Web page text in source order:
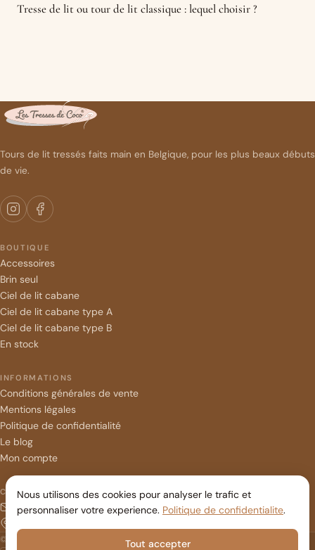
Tresse de lit ou tour de lit classique : lequel choisir ?
Tours de lit tressés faits main en Belgique, pour les plus beaux débuts
de vie.
BOUTIQUE
Accessoires
Brin seul
Ciel de lit cabane
Ciel de lit cabane type A
Ciel de lit cabane type B
En stock
INFORMATIONS
Conditions générales de vente
Mentions légales
Politique de confidentialité
Le blog
Mon compte
CONTACT
contact@lestressesdecoco.com
© 2026 Les Tresses de Coco — Tous droits réservés
Nous utilisons des cookies pour analyser le trafic et
personnaliser votre experience. Politique de confidentialite.
Tout accepter